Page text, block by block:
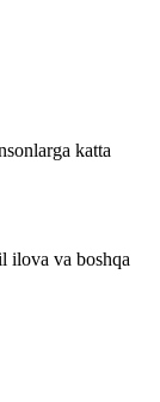
katta
ilova va boshqa